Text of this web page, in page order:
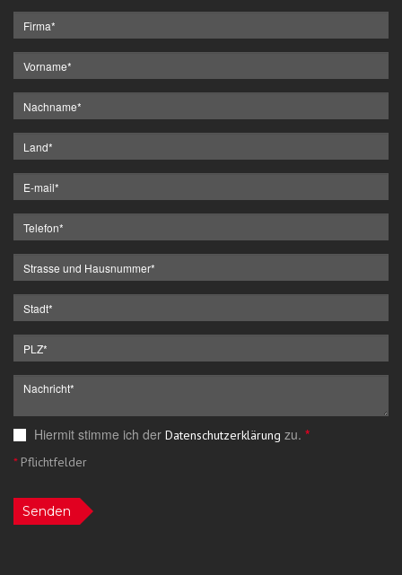
Hiermit stimme ich der Datenschutzerklärung zu. *
*Pflichtfelder
Senden